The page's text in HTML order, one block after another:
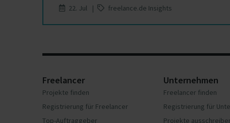
22. Jul |
freelance.de Insights
Freelancer
Projekte finden
Registrierung für Freelancer
Top-Auftraggeber
Unternehmen
Freelancer finden
Registrierung für
Projekte